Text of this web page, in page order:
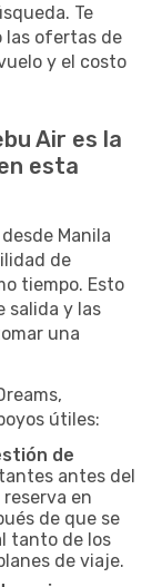
Te
las ofertas de
y el costo
Air es la
esta
Manila
de
tiempo. Esto
salida y las
una
útiles:
de
antes del
en
de que se
tanto de los
de viaje.